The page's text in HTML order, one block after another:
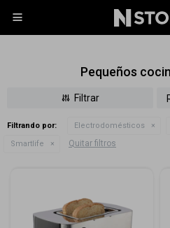

Pequeños
Filtrando por: Electrodomésticos
Smartlife
Quitar filtrosCelulares
Wearables